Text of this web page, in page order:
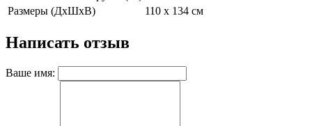
Размеры (ДхШхВ)
110 х 134 см
Написать отзыв
Ваше имя: